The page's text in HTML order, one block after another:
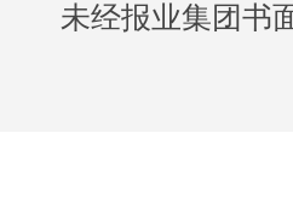
未经报业集团书